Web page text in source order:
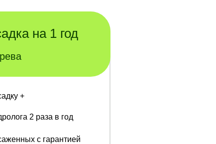
с гарантией
2 раза в год
+
на 1 год